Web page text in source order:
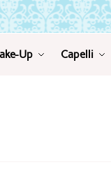
Up Capelli